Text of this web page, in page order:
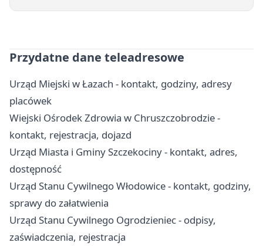
Przydatne dane teleadresowe
Urząd Miejski w Łazach - kontakt, godziny, adresy
placówek
Wiejski Ośrodek Zdrowia w Chruszczobrodzie -
kontakt, rejestracja, dojazd
Urząd Miasta i Gminy Szczekociny - kontakt, adres,
dostępność
Urząd Stanu Cywilnego Włodowice - kontakt, godziny,
sprawy do załatwienia
Urząd Stanu Cywilnego Ogrodzieniec - odpisy,
zaświadczenia, rejestracja